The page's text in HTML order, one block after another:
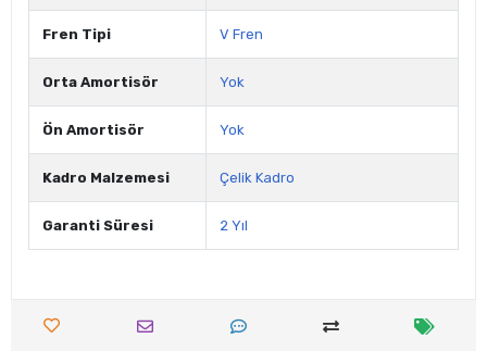
Fren Tipi V Fren
Orta Amortisör Yok
Ön Amortisör Yok
Kadro Malzemesi Çelik Kadro
Garanti Süresi 2 Yıl